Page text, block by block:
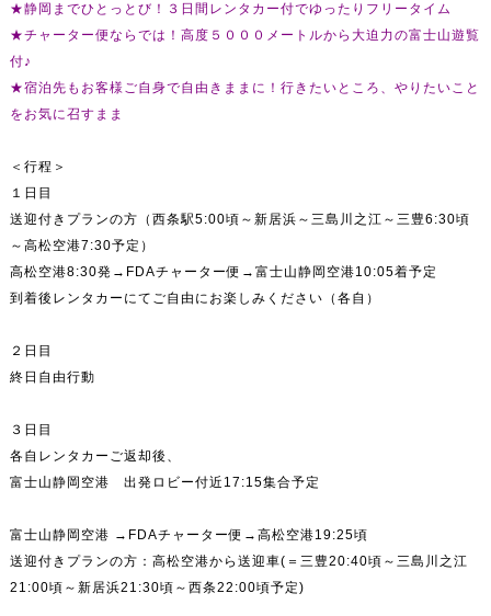
★静岡までひとっとび！３日間レンタカー付でゆったりフリータイム
★チャーター便ならでは！高度５０００メートルから大迫力の富士山遊覧
付♪
★宿泊先もお客様ご自身で自由きままに！行きたいところ、やりたいこと
をお気に召すまま
＜行程＞
１日目
送迎付きプランの方（西条駅5:00頃～新居浜～三島川之江～三豊6:30頃
～高松空港7:30予定）
高松空港8:30発→FDAチャーター便→富士山静岡空港10:05着予定
到着後レンタカーにてご自由にお楽しみください（各自）
２日目
終日自由行動
３日目
各自レンタカーご返却後、
富士山静岡空港 出発ロビー付近17:15集合予定
富士山静岡空港 →FDAチャーター便→高松空港19:25頃
送迎付きプランの方：高松空港から送迎車(＝三豊20:40頃～三島川之江
21:00頃～新居浜21:30頃～西条22:00頃予定)